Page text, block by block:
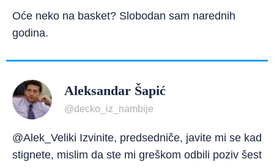
Oće neko na basket? Slobodan sam narednih
godina.
Aleksandar Šapić
@decko_iz_nambije
@Alek_Veliki Izvinite, predsedniče, javite mi se kad
stignete, mislim da ste mi greškom odbili poziv šest